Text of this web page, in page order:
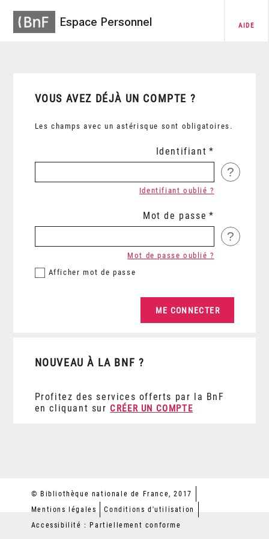
Espace Personnel AIDE
VOUS AVEZ DÉJÀ UN COMPTE ?
Les champs avec un astérisque sont obligatoires.
Identifiant
?
Identifiant oublié ?
Mot de passe
?
Afficher mot de passe
Mot de passe oublié ?
NOUVEAU À LA BNF ?
Profitez des services offerts par la BnF
en cliquant sur CRÉER UN COMPTE
© Bibliothèque nationale de France, 2017
Mentions légales
Conditions d'utilisation
Accessibilité : Partiellement conforme